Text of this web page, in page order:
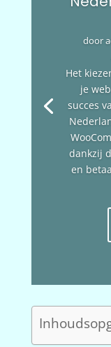
door
Het
je
succes
dankzij
en